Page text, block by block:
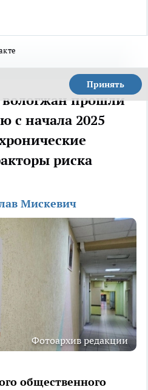
Принять
вологжан прошли
с начала 2025
риска
Мискевич
Фотоархив редакции
общественного